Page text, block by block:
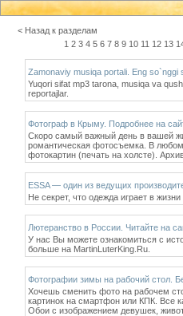
< Назад к разделам
1 2 3 4 5 6 7 8 9 10 11 12 13
Zamonaviy musiqa portali. Eng so`nggi
Yuqori sifat mp3 tarona, musiqa va
reportajlar.
Фотограф в Крыму. Подробнее на
Скоро самый важный день в вашей
романтическая фотосъемка. В
фотокартин (печать на холсте).
ESSA — один из ведущих
Не секрет, что одежда играет в
Лютеранство в России. Читайте на
У нас Вы можете ознакомиться с
больше на MartinLuterKing.Ru.
Фотографии зимы на рабочий стол.
Хочешь сменить фото на рабочем
картинок на смартфон или КПК. Все
Обои с изображением девушек,